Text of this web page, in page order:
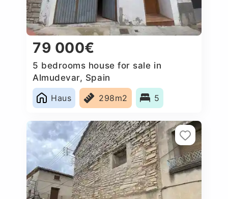
79 000€
5 bedrooms house for sale in
Almudevar, Spain
Haus
298m2 5